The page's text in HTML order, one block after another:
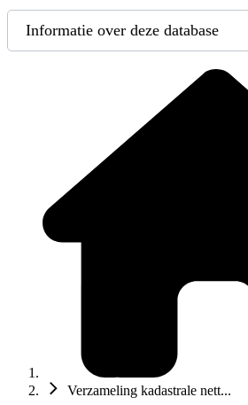
Informatie over deze database
Verzameling kadastrale nett...